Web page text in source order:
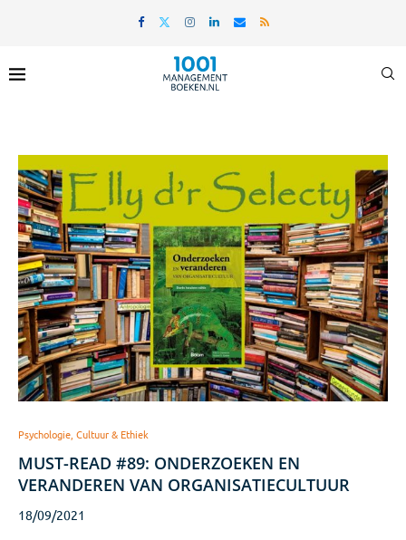
Psychologie, Cultuur & Ethiek
MUST-READ #89: ONDERZOEKEN EN
VERANDEREN VAN ORGANISATIECULTUUR
18/09/2021